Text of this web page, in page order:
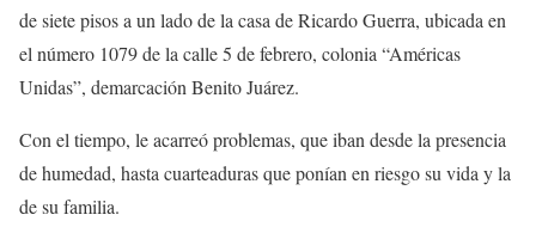
de siete pisos a un lado de la casa de Ricardo Guerra, ubicada en
el número 1079 de la calle 5 de febrero, colonia “Américas
Unidas”, demarcación Benito Juárez.
Con el tiempo, le acarreó problemas, que iban desde la presencia
de humedad, hasta cuarteaduras que ponían en riesgo su vida y la
de su familia.